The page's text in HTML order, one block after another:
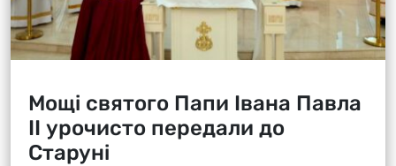
Мощі святого Папи Івана Павла
ІІ урочисто передали до
Старуні